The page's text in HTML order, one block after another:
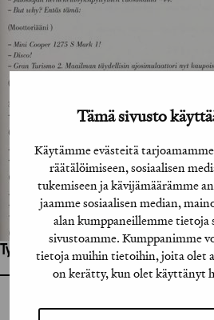
Tämä sivusto
Käytämme evästeitä
räätälöimiseen, sosiaalisen
tukemiseen ja kävijämäärämme
jaamme sosiaalisen median,
alan kumppaneillemme
sivustoamme. Kumppanimme
tietoja muihin tietoihin, joita olet
on kerätty, kun olet käyttänyt
Työhön osallistuneet henkilöt /